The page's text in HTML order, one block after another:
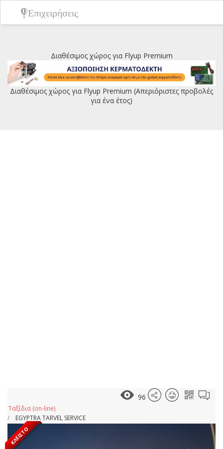
Διαθέσιμος χώρος για Flyup Premium
Διαθέσιμος χώρος για Flyup Premium (Απεριόριστες προβολές
για ένα έτος)
96
Ταξίδια (on-line)
EGYPTRA TARVEL SERVICE
ΚΛΕΙΣΤΌ
Επιχειρήσεις